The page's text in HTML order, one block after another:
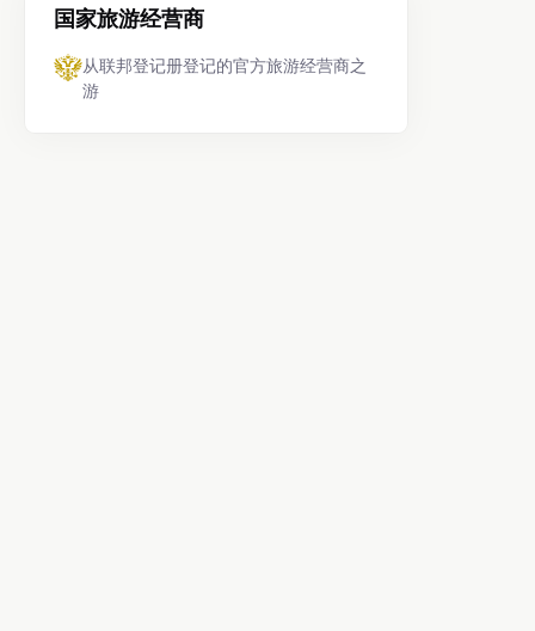
国家旅游经营商
从联邦登记册登记的官方旅游经营商之
游